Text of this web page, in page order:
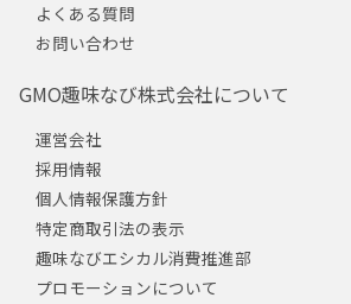
よくある質問
お問い合わせ
GMO趣味なび株式会社について
運営会社
採用情報
個人情報保護方針
特定商取引法の表示
趣味なびエシカル消費推進部
プロモーションについて